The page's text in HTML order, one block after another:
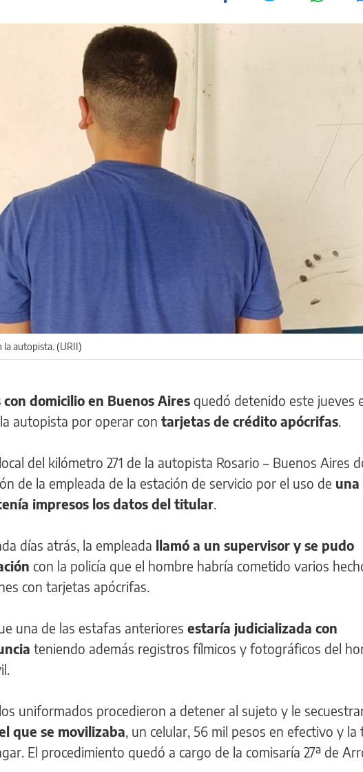
la autopista. (URII)
con domicilio en Buenos Aires quedó detenido este jueves
autopista por operar con tarjetas de crédito apócrifas
del kilómetro 271 de la autopista Rosario – Buenos Aires
de la empleada de la estación de servicio por el uso de
impresos los datos del titular
días atrás, la empleada llamó a un supervisor y se pudo
con la policía que el hombre habría cometido varios
con tarjetas apócrifas.
una de las estafas anteriores estaría judicializada con
teniendo además registros fílmicos y fotográficos del
uniformados procedieron a detener al sujeto y le
que se movilizaba , un celular, 56 mil pesos en efectivo y
El procedimiento quedó a cargo de la comisaría 27ª de